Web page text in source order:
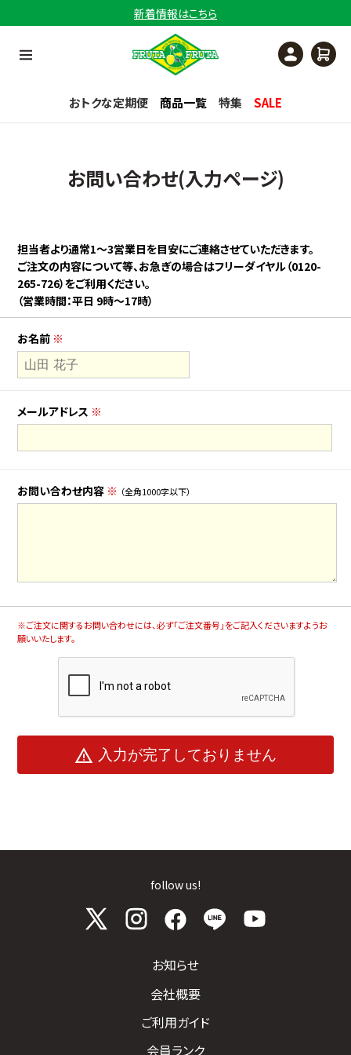
新着情報はこちら
おトクな定期便 商品一覧 特集 SALE
お問い合わせ(入力ページ)
担当者より通常1〜3営業日を目安にご連絡させていただきます。
ご注文の内容について等、お急ぎの場合はフリーダイヤル（0120-
265-726）をご利用ください。
（営業時間：平日 9時〜17時）
お名前 ※
メールアドレス ※
お問い合わせ内容 ※ （全角1000字以下）
※ご注文に関するお問い合わせには、必ず「ご注文番号」をご記入くださいますようお
願いいたします。
warning 入力が完了しておりません
follow us!
お知らせ
会社概要
ご利用ガイド
会員ランク